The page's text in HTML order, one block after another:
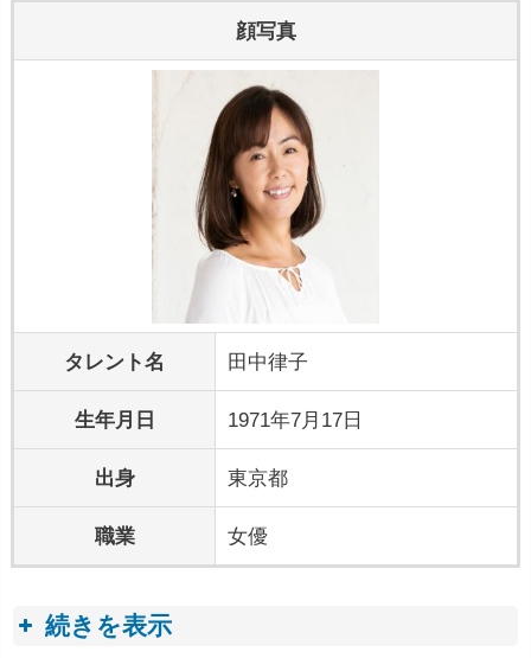
顔写真
タレント名 田中律子
生年月日 1971年7月17日
出身 東京都
職業 女優
続きを表示